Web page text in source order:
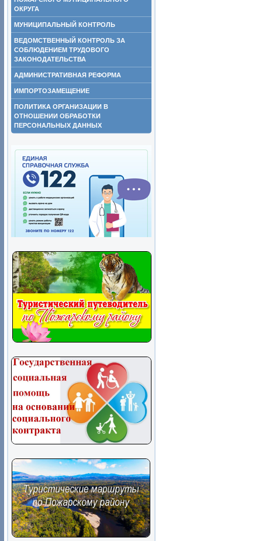
ОКРУГА
МУНИЦИПАЛЬНЫЙ КОНТРОЛЬ
ВЕДОМСТВЕННЫЙ КОНТРОЛЬ ЗА
СОБЛЮДЕНИЕМ ТРУДОВОГО
ЗАКОНОДАТЕЛЬСТВА
АДМИНИСТРАТИВНАЯ РЕФОРМА
ИМПОРТОЗАМЕЩЕНИЕ
ПОЛИТИКА ОРГАНИЗАЦИИ В
ОТНОШЕНИИ ОБРАБОТКИ
ПЕРСОНАЛЬНЫХ ДАННЫХ